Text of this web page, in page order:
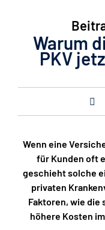
Warum
PKV
Wenn eine
für Kunden oft
geschieht solche
privaten
Faktoren, wie
höhere Kosten